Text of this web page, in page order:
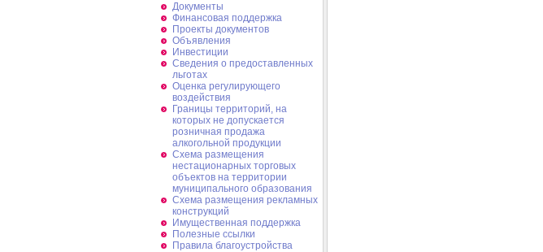
Документы
Финансовая поддержка
Проекты документов
Объявления
Инвестиции
Сведения о предоставленных
льготах
Оценка регулирующего
воздействия
Границы территорий, на
которых не допускается
розничная продажа
алкогольной продукции
Схема размещения
нестационарных торговых
объектов на территории
муниципального образования
Схема размещения рекламных
конструкций
Имущественная поддержка
Полезные ссылки
Правила благоустройства